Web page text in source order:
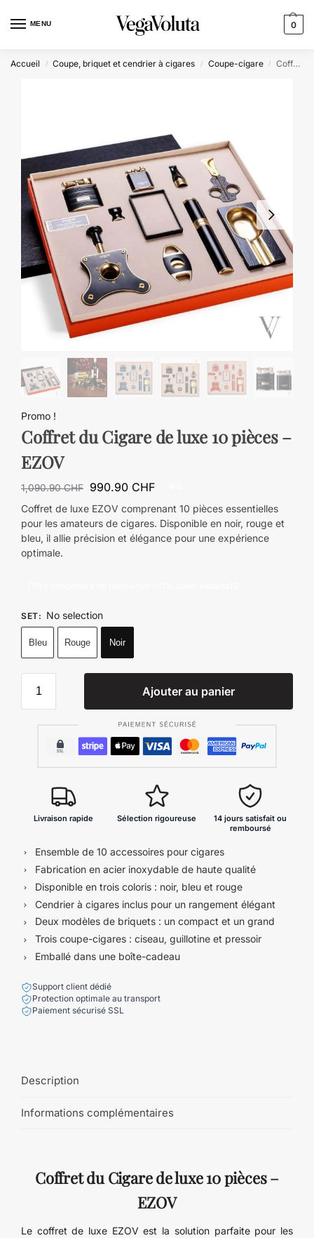
MENU 0
Accueil / Coupe, briquet et cendrier à cigares / Coupe-cigare / Coffret du Cigare de luxe 10 pièces – EZOV
Promo !
Coffret du Cigare de luxe 10 pièces –
EZOV
1,090.90CHF 990.90 CHF
Coffret de luxe EZOV comprenant 10 pièces essentielles
pour les amateurs de cigares. Disponible en noir, rouge et
bleu, il allie précision et élégance pour une expérience
optimale.
SET: No selection
Bleu Rouge Noir
Ajouter au panier
Livraison rapide Sélection rigoureuse
14 jours satisfait ou
remboursé
Ensemble de 10 accessoires pour cigares
Fabrication en acier inoxydable de haute qualité
Disponible en trois coloris : noir, bleu et rouge
Cendrier à cigares inclus pour un rangement élégant
Deux modèles de briquets : un compact et un grand
Trois coupe-cigares : ciseau, guillotine et pressoir
Emballé dans une boîte-cadeau
Support client dédié
Protection optimale au transport
Paiement sécurisé SSL
Description
Informations complémentaires
Coffret du Cigare de luxe 10 pièces –
EZOV
Le coffret de luxe EZOV est la solution parfaite pour les